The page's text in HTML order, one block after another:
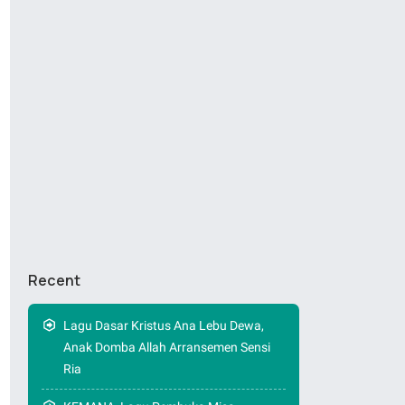
Recent
Lagu Dasar Kristus Ana Lebu Dewa,
Anak Domba Allah Arransemen Sensi
Ria